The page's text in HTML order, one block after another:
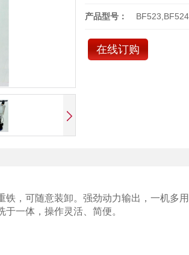
产品型号：
在线订购
，可随意装卸。强劲动力输出，一机多
于一体，操作灵活、简便。